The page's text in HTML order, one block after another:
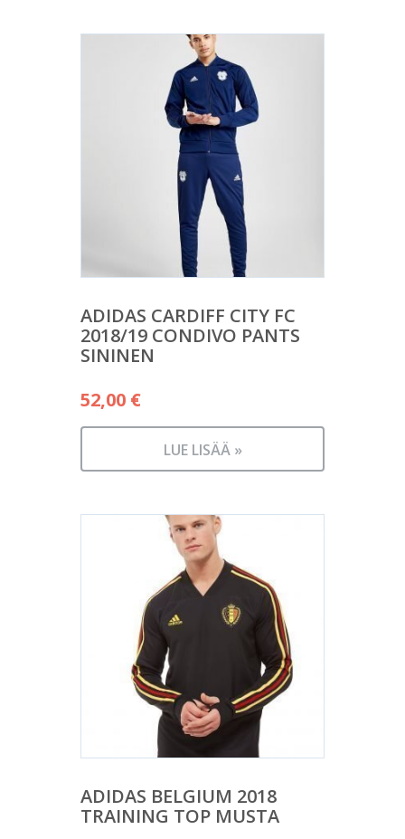
ADIDAS CARDIFF CITY FC
2018/19 CONDIVO PANTS
SININEN
52,00 €
LUE LISÄÄ »
ADIDAS BELGIUM 2018
TRAINING TOP MUSTA